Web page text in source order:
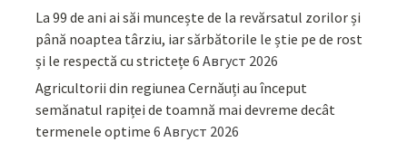
La 99 de ani ai săi muncește de la revărsatul zorilor și
până noaptea târziu, iar sărbătorile le știe pe de rost
și le respectă cu strictețe 6 Август 2026
Agricultorii din regiunea Cernăuți au început
semănatul rapiței de toamnă mai devreme decât
termenele optime 6 Август 2026